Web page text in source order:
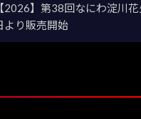
【2026】第38回なにわ淀川
より販売開始